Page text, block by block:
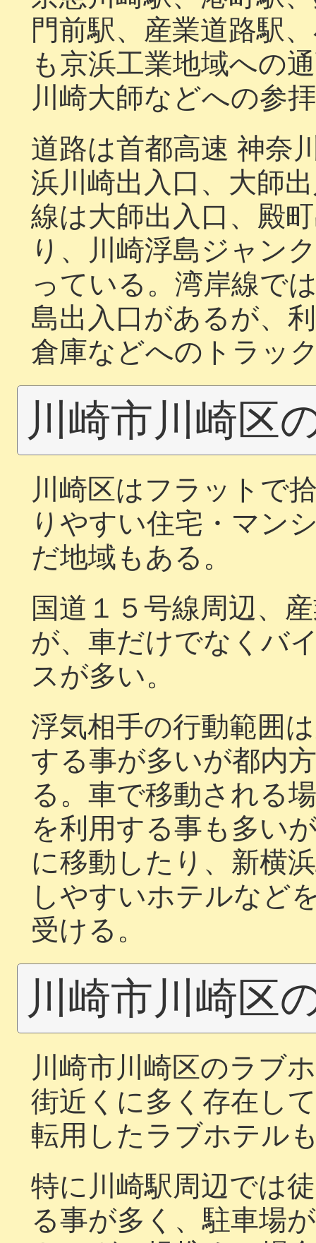
門前駅、産業道路駅
も京浜工業地域への
川崎大師などへの参
道路は首都高速 神奈
浜川崎出入口、大師
線は大師出入口、殿
り、川崎浮島ジャン
っている。湾岸線で
島出入口があるが、
倉庫などへのトラッ
川崎市川崎区
川崎区はフラットで
りやすい住宅・マン
だ地域もある。
国道１５号線周辺、
が、車だけでなくバ
スが多い。
浮気相手の行動範囲
する事が多いが都内
る。車で移動される
を利用する事も多い
に移動したり、新横
しやすいホテルなど
受ける。
川崎市川崎区
川崎市川崎区のラブ
街近くに多く存在し
転用したラブホテル
特に川崎駅周辺では
る事が多く、駐車場